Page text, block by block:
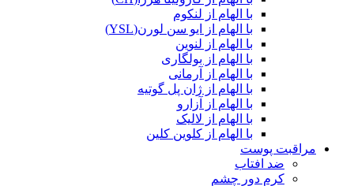
با الهام از لنکوم
با الهام از ایو سن لورن(YSL)
با الهام از لنوین
با الهام از بولگاری
با الهام از آرمانی
با الهام از ژان پل گوتیه
با الهام از آزارو
با الهام از لالیک
با الهام از کلوین کلین
مراقبت پوست
ضد افتاب
کرم دور چشم